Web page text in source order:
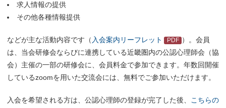
求人情報の提供
その他各種情報提供
などが主な活動内容です（ 入会案内リーフレット
）。会員
は、当会研修会ならびに連携している近畿圏内の公認心理師会（協
会）主催の一部の研修会に、会員料金で参加できます。年数回開催
しているzoomを用いた交流会には、無料でご参加いただけます。
入会を希望される方は、公認心理師の登録が完了した後、
こちらの